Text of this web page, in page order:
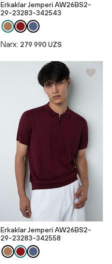
Erkaklar Jemperi AW26BS2-
29-23283-342543
Narx: 279 990 UZS
Erkaklar Jemperi AW26BS2-
29-23283-342558